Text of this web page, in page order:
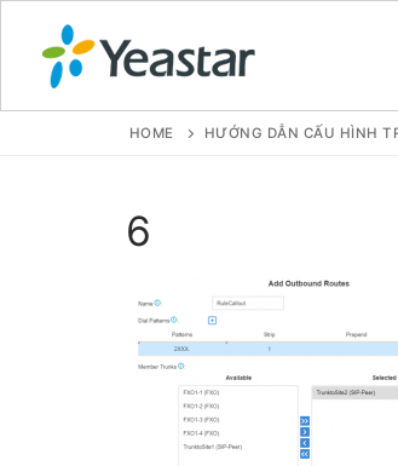
HOME HƯỚNG DẪN CẤU HÌNH
6